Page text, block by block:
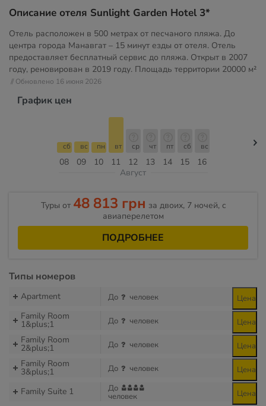
Описание отеля Sunlight Garden Hotel 3*
Отель расположен в 500 метрах от песчаного пляжа. До
центра города Манавгат – 15 минут езды от отеля. Отель
предоставляет бесплатный сервис до пляжа. Открыт в 2007
году, реновирован в 2019 году. Площадь территории 20000 м²
// Обновлено 16 июня 2026
График цен
08
сб
09
вс
10
пн
11
вт
12
ср
13
чт
14
пт
15
сб
16
вс
Август
Туры от 48 813 грн за двоих, 7 ночей, c
авиаперелетом
ПОДРОБНЕЕ
Типы номеров
Apartment До человек Цена
Family Room
1&plus;1 До человек Цена
Family Room
2&plus;1 До человек Цена
Family Room
3&plus;1 До человек Цена
Family Suite 1 До
человек Цена